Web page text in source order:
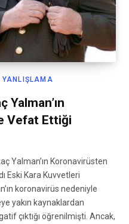
Vefat Ettiği
Yalman’ın Koronavirüsten
Eski Kara Kuvvetleri
koronavirüs nedeniyle
yakın kaynaklardan
çıktığı öğrenilmişti. Ancak,